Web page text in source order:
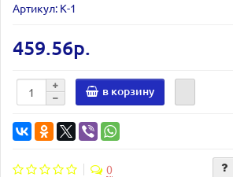
Артикул: К-1
459.56р.
в корзину
0